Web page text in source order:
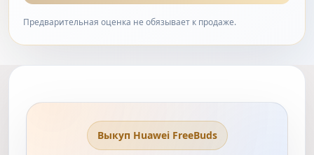
Предварительная оценка не обязывает к продаже.
Выкуп Huawei FreeBuds